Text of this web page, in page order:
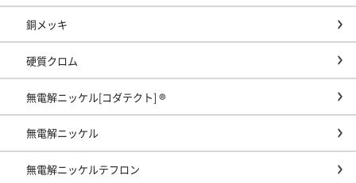
銅メッキ
硬質クロム
無電解ニッケル[コダテクト] ®
無電解ニッケル
無電解ニッケルテフロン